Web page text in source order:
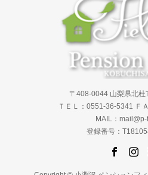
〒408-0044 山梨県北
ＴＥＬ：0551-36-5341 Ｆ
MAIL：
登録番号：